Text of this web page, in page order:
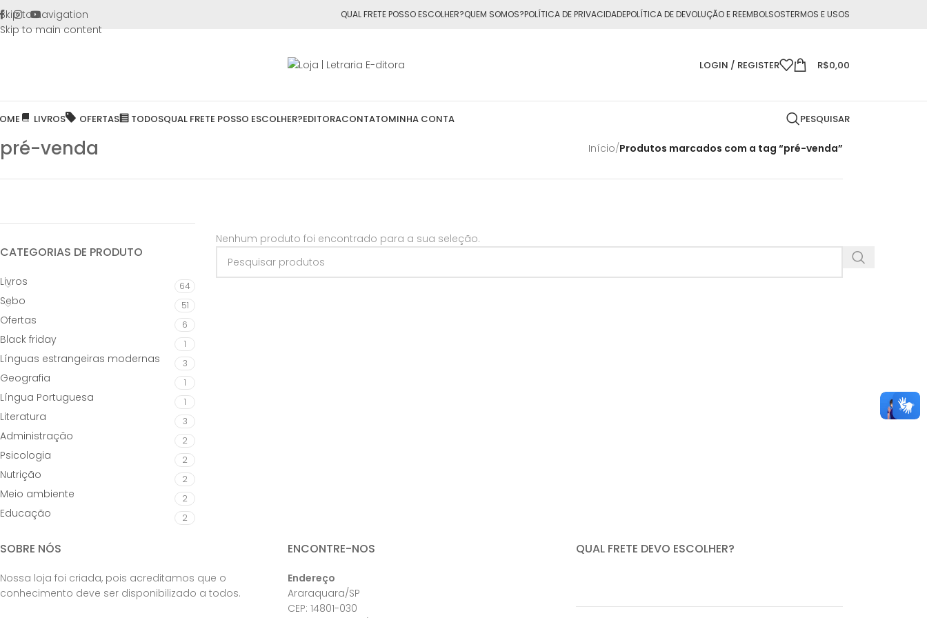
Skip to navigation
Skip to main content
para todo o Brasil nas compras acima de R$50,00
QUAL FRETE POSSO ESCOLHER?QUEM SOMOS?POLÍTICA DE PRIVACIDADEPOLÍTICA DE DEVOLUÇÃO E REEMBOLSOSTERMOS E USOS
LOGIN / REGISTER R$0,00
LIVROS OFERTAS TODOSQUAL FRETE POSSO ESCOLHER?EDITORACONTATOMINHA CONTA PESQUISAR
pré-venda Início/Produtos marcados com a tag “pré-venda”
CATEGORIAS DE PRODUTO
Livros 64
Sebo 51
Ofertas 6
Black friday 1
Línguas estrangeiras modernas 3
Geografia 1
Língua Portuguesa 1
Literatura 3
Administração 2
Psicologia 2
Nutrição 2
Meio ambiente 2
Educação 2
Nenhum produto foi encontrado para a sua seleção.
SOBRE NÓS
Nossa loja foi criada, pois acreditamos que o
conhecimento deve ser disponibilizado a todos.
ENCONTRE-NOS
Endereço
Araraquara/SP
CEP: 14801-030
QUAL FRETE DEVO ESCOLHER?